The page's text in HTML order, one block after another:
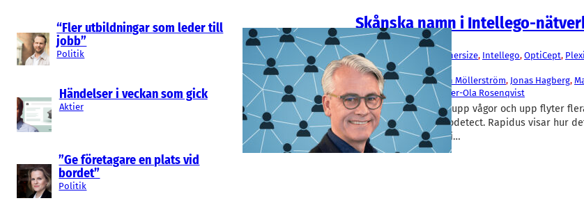
“Fler utbildningar som leder till
jobb”
Politik
Händelser i veckan som gick
Aktier
”Ge företagare en plats vid
bordet”
Politik
Skånska namn i Intellego-
Fakta
AegirBio
Avsalt Dug Enersize, Intellego, OptiCept,
Spermosens
Viraspec
Björn Wetterling, Johan Möllerström, Jonas Hagberg,
Takwa, Patrik Elfwing Per-Ola Rosenqvist
Intellego-affären rör upp vågor och upp flyter
profiler, senast Sensodetect. Rapidus visar hur
Möllerström hamnat i…